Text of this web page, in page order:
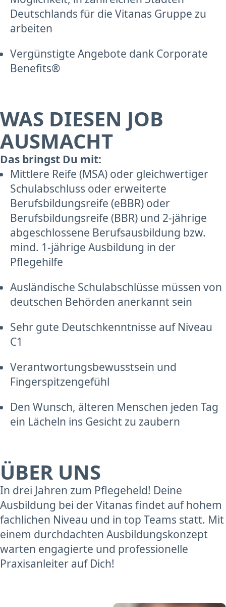
Deutschlands für die Vitanas Gruppe zu
arbeiten
Vergünstigte Angebote dank Corporate
Benefits®
WAS DIESEN JOB
AUSMACHT
Das bringst Du mit:
Mittlere Reife (MSA) oder gleichwertiger
Schulabschluss oder erweiterte
Berufsbildungsreife (eBBR) oder
Berufsbildungsreife (BBR) und 2-jährige
abgeschlossene Berufsausbildung bzw.
mind. 1-jährige Ausbildung in der
Pflegehilfe
Ausländische Schulabschlüsse müssen von
deutschen Behörden anerkannt sein
Sehr gute Deutschkenntnisse auf Niveau
C1
Verantwortungsbewusstsein und
Fingerspitzengefühl
Den Wunsch, älteren Menschen jeden Tag
ein Lächeln ins Gesicht zu zaubern
ÜBER UNS
In drei Jahren zum Pflegeheld! Deine
Ausbildung bei der Vitanas findet auf hohem
fachlichen Niveau und in top Teams statt. Mit
einem durchdachten Ausbildungskonzept
warten engagierte und professionelle
Praxisanleiter auf Dich!